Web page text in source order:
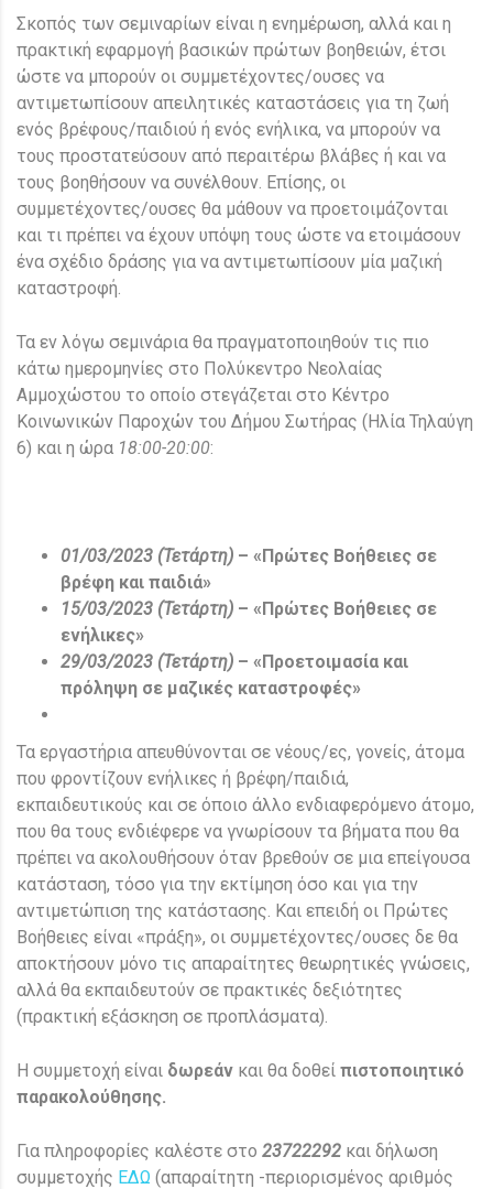
Σκοπός των σεμιναρίων είναι η ενημέρωση, αλλά και η
πρακτική εφαρμογή βασικών πρώτων βοηθειών, έτσι
ώστε να μπορούν οι συμμετέχοντες/ουσες να
αντιμετωπίσουν απειλητικές καταστάσεις για τη ζωή
ενός βρέφους/παιδιού ή ενός ενήλικα, να μπορούν να
τους προστατεύσουν από περαιτέρω βλάβες ή και να
τους βοηθήσουν να συνέλθουν. Επίσης, οι
συμμετέχοντες/ουσες θα μάθουν να προετοιμάζονται
και τι πρέπει να έχουν υπόψη τους ώστε να ετοιμάσουν
ένα σχέδιο δράσης για να αντιμετωπίσουν μία μαζική
καταστροφή.
Τα εν λόγω σεμινάρια θα πραγματοποιηθούν τις πιο
κάτω ημερομηνίες στο Πολύκεντρο Νεολαίας
Αμμοχώστου το οποίο στεγάζεται στο Κέντρο
Κοινωνικών Παροχών του Δήμου Σωτήρας (Ηλία Τηλαύγη
6) και η ώρα 18:00-20:00:
01/03/2023 (Τετάρτη) – «Πρώτες Βοήθειες σε
βρέφη και παιδιά»
15/03/2023 (Τετάρτη) – «Πρώτες Βοήθειες σε
ενήλικες»
29/03/2023 (Τετάρτη) – «Προετοιμασία και
πρόληψη σε μαζικές καταστροφές»
Τα εργαστήρια απευθύνονται σε νέους/ες, γονείς, άτομα
που φροντίζουν ενήλικες ή βρέφη/παιδιά,
εκπαιδευτικούς και σε όποιο άλλο ενδιαφερόμενο άτομο,
που θα τους ενδιέφερε να γνωρίσουν τα βήματα που θα
πρέπει να ακολουθήσουν όταν βρεθούν σε μια επείγουσα
κατάσταση, τόσο για την εκτίμηση όσο και για την
αντιμετώπιση της κατάστασης. Και επειδή οι Πρώτες
Βοήθειες είναι «πράξη», οι συμμετέχοντες/ουσες δε θα
αποκτήσουν μόνο τις απαραίτητες θεωρητικές γνώσεις,
αλλά θα εκπαιδευτούν σε πρακτικές δεξιότητες
(πρακτική εξάσκηση σε προπλάσματα).
Η συμμετοχή είναι δωρεάν και θα δοθεί πιστοποιητικό
παρακολούθησης.
Για πληροφορίες καλέστε στο 23722292 και δήλωση
συμμετοχής ΕΔΩ (απαραίτητη -περιορισμένος αριθμός